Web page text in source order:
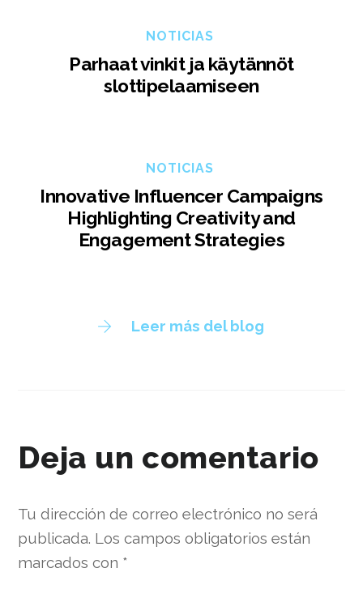
NOTICIAS
Parhaat vinkit ja käytännöt
slottipelaamiseen
NOTICIAS
Innovative Influencer Campaigns
Highlighting Creativity and
Engagement Strategies
Leer más del blog
Deja un comentario
Tu dirección de correo electrónico no será
publicada. Los campos obligatorios están
marcados con *